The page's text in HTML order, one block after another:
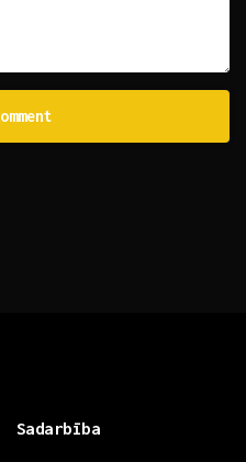
Sadarbība